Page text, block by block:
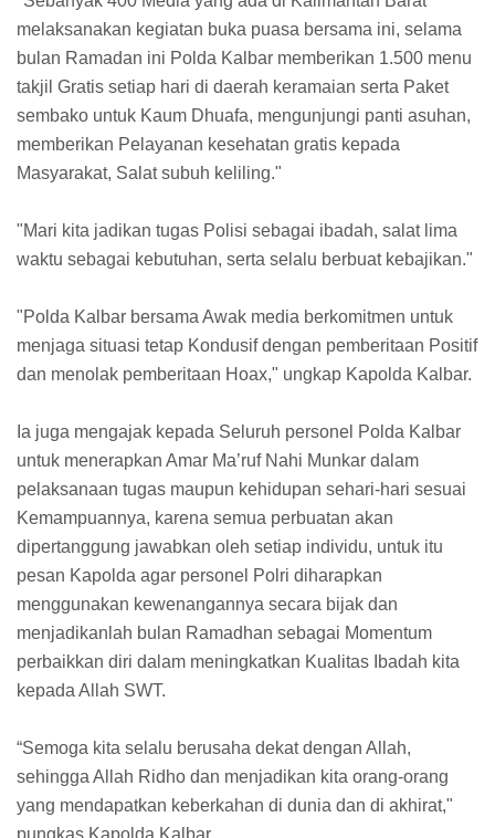
melaksanakan kegiatan buka puasa bersama ini, selama
bulan Ramadan ini Polda Kalbar memberikan 1.500 menu
takjil Gratis setiap hari di daerah keramaian serta Paket
sembako untuk Kaum Dhuafa, mengunjungi panti asuhan,
memberikan Pelayanan kesehatan gratis kepada
Masyarakat, Salat subuh keliling."
"Mari kita jadikan tugas Polisi sebagai ibadah, salat lima
waktu sebagai kebutuhan, serta selalu berbuat kebajikan."
"Polda Kalbar bersama Awak media berkomitmen untuk
menjaga situasi tetap Kondusif dengan pemberitaan Positif
dan menolak pemberitaan Hoax," ungkap Kapolda Kalbar.
Ia juga mengajak kepada Seluruh personel Polda Kalbar
untuk menerapkan Amar Ma’ruf Nahi Munkar dalam
pelaksanaan tugas maupun kehidupan sehari-hari sesuai
Kemampuannya, karena semua perbuatan akan
dipertanggung jawabkan oleh setiap individu, untuk itu
pesan Kapolda agar personel Polri diharapkan
menggunakan kewenangannya secara bijak dan
menjadikanlah bulan Ramadhan sebagai Momentum
perbaikkan diri dalam meningkatkan Kualitas Ibadah kita
kepada Allah SWT.
“Semoga kita selalu berusaha dekat dengan Allah,
sehingga Allah Ridho dan menjadikan kita orang-orang
yang mendapatkan keberkahan di dunia dan di akhirat,"
pungkas Kapolda Kalbar.